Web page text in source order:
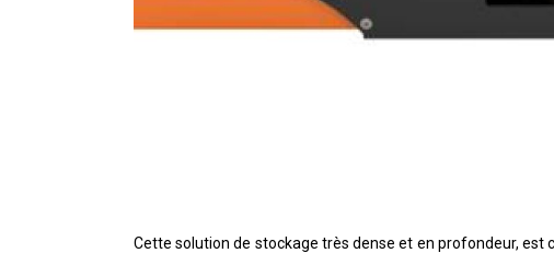
Cette solution de stockage très dense et en profondeur,